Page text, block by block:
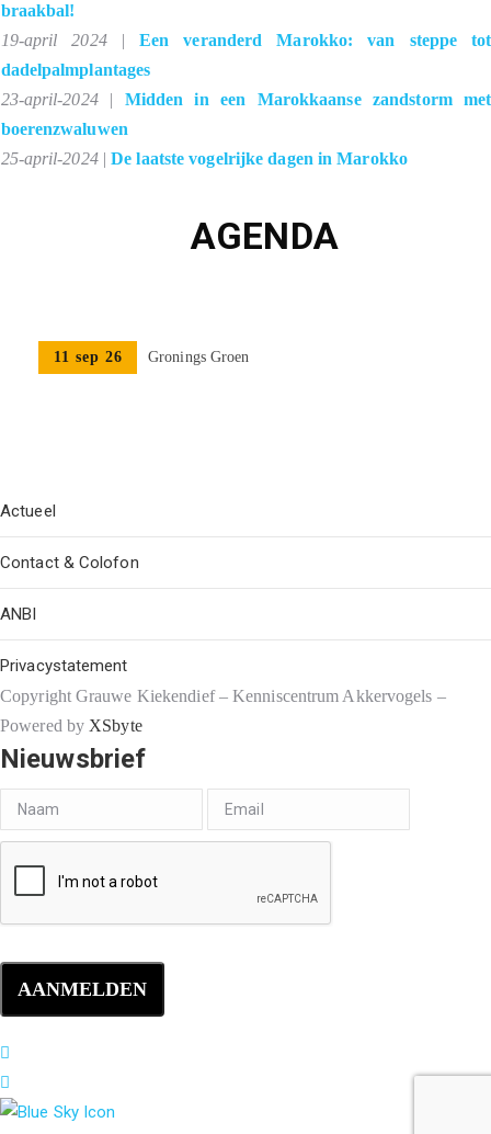
braakbal!
19-april 2024| Een veranderd Marokko: van steppe tot
dadelpalmplantages
23-april-2024 | Midden in een Marokkaanse zandstorm met
boerenzwaluwen
25-april-2024|De laatste vogelrijke dagen in Marokko
AGENDA
11 sep 26 Gronings Groen
Actueel
Contact & Colofon
ANBI
Privacystatement
Copyright Grauwe Kiekendief – Kenniscentrum Akkervogels –
Powered by XSbyte
Nieuwsbrief